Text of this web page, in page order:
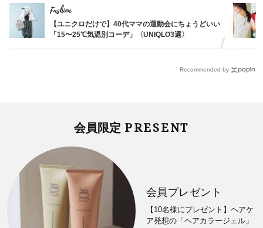
Fashion
【ユニクロだけで】40代ママの運動会にちょうどいい
「15〜25℃気温別コーデ」〈UNIQLO3選〉
Recommended by
会員限定 PRESENT
会員プレゼント
【10名様にプレゼント】ヘアケ
ア発想の「ヘアカラージェル」